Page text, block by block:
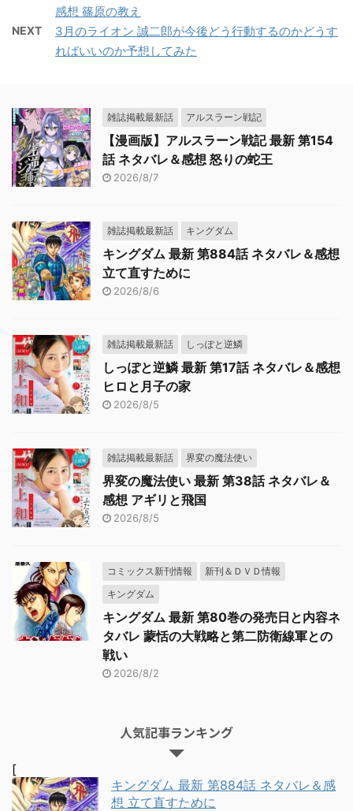
感想 篠原の教え
NEXT
3月のライオン 誠二郎が今後どう行動するのかどうす
ればいいのか予想してみた
雑誌掲載最新話 アルスラーン戦記
【漫画版】アルスラーン戦記 最新 第154
話 ネタバレ＆感想 怒りの蛇王
2026/8/7
雑誌掲載最新話 キングダム
キングダム 最新 第884話 ネタバレ＆感想
立て直すために
2026/8/6
雑誌掲載最新話 しっぽと逆鱗
しっぽと逆鱗 最新 第17話 ネタバレ＆感想
ヒロと月子の家
2026/8/5
雑誌掲載最新話 界変の魔法使い
界変の魔法使い 最新 第38話 ネタバレ＆
感想 アギリと飛国
2026/8/5
コミックス新刊情報
新刊＆ＤＶＤ情報
キングダム
キングダム 最新 第80巻の発売日と内容ネ
タバレ 蒙恬の大戦略と第二防衛線軍との
戦い
2026/8/2
人気記事ランキング
[
キングダム 最新 第884話 ネタバレ＆感
想 立て直すために